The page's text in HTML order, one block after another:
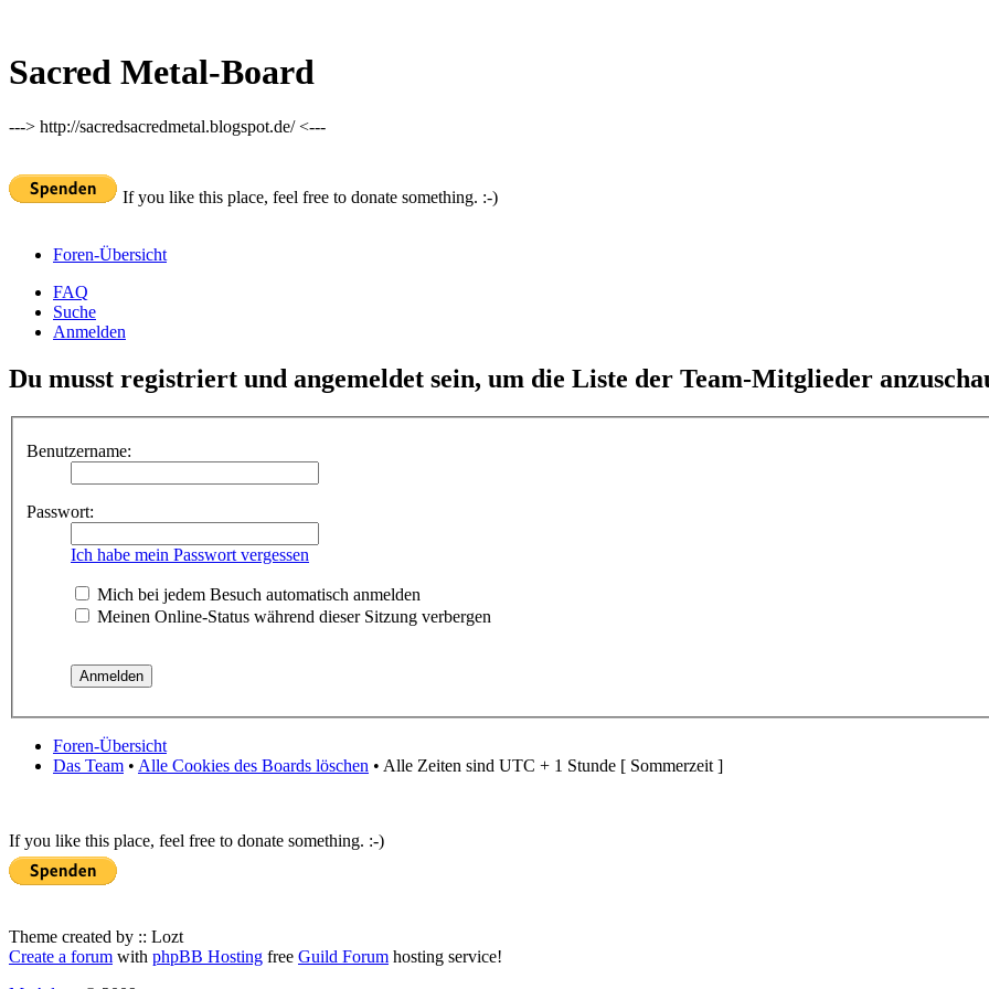
Sacred Metal-Board
---> http://sacredsacredmetal.blogspot.de/ <---
If you like this place, feel free to donate something. :-)
Foren-Übersicht
FAQ
Suche
Anmelden
Du musst registriert und angemeldet sein, um die Liste der Team-Mitglieder
Benutzername:
Passwort:
Ich habe mein Passwort vergessen
Mich bei jedem Besuch automatisch anmelden
Meinen Online-Status während dieser Sitzung verbergen
Foren-Übersicht
Das Team • Alle Cookies des Boards löschen • Alle Zeiten sind UTC + 1 Stunde [ Sommerzeit ]
If you like this place, feel free to donate something. :-)
Theme created by :: Lozt
Create a forum with phpBB Hosting free Guild Forum hosting service!